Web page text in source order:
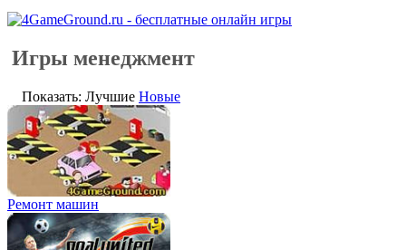
Игры менеджмент
Показать: Лучшие Новые
Ремонт машин